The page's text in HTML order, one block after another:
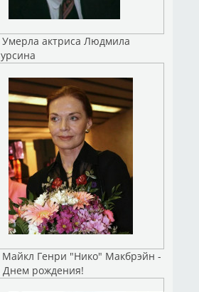
Умерла актриса Людмила
Майкл Генри "Нико" Макбрэйн -
Днем рождения!